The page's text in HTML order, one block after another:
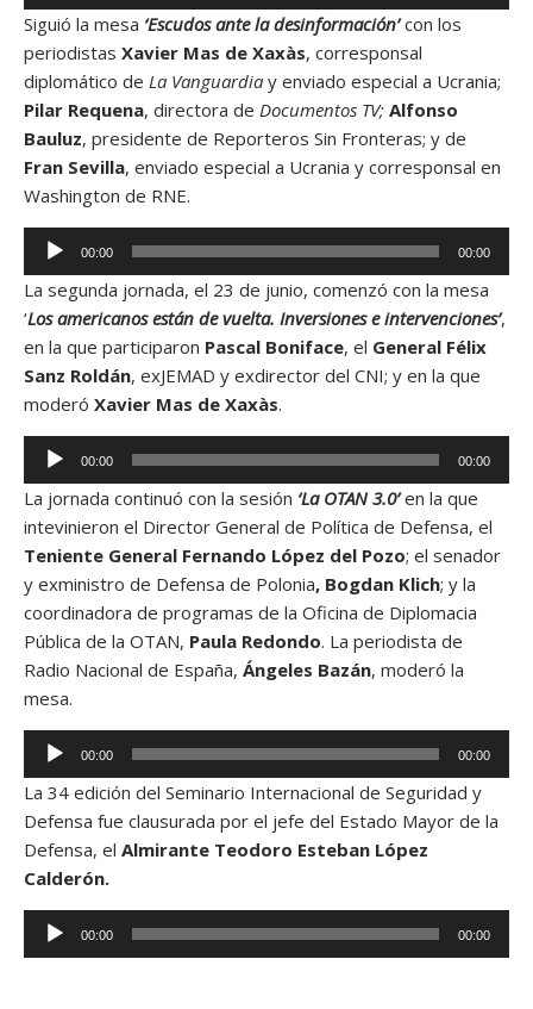
o
e
a
u
d
i
o
p
r
o
d
u
c
t
o
d
e
a
u
d
i
Siguió la mesa ‘Escudos ante la desinformación’con los
periodistas Xavier Mas de Xaxàs, corresponsal
diplomático de La Vanguardia y enviado especial a Ucrania;
Pilar Requena, directora de Documentos TV; Alfonso
Bauluz, presidente de Reporteros Sin Fronteras; y de
Fran Sevilla, enviado especial a Ucrania y corresponsal en
Washington de RNE.
p
r
o
d
u
c
o
r
d
e
a
u
d
i
o
00:00 00:00
La segunda jornada, el 23 de junio, comenzó con la mesa
‘Los americanos están de vuelta. Inversiones e intervenciones’,
en la que participaron Pascal Boniface, el General Félix
Sanz Roldán, exJEMAD y exdirector del CNI; y en la que
moderó Xavier Mas de Xaxàs.
p
r
o
d
u
c
t
o
r
e
a
u
d
i
00:00 00:00
La jornada continuó con la sesión ‘La OTAN 3.0’en la que
intevinieron el Director General de Política de Defensa, el
Teniente General Fernando López del Pozo; el senador
y exministro de Defensa de Polonia, Bogdan Klich; y la
coordinadora de programas de la Oficina de Diplomacia
Pública de la OTAN, Paula Redondo. La periodista de
Radio Nacional de España, Ángeles Bazán, moderó la
mesa.
p
r
o
d
u
00:00 00:00
La 34 edición del Seminario Internacional de Seguridad y
Defensa fue clausurada por el jefe del Estado Mayor de la
Defensa, el Almirante Teodoro Esteban López
Calderón.
00:00 00:00